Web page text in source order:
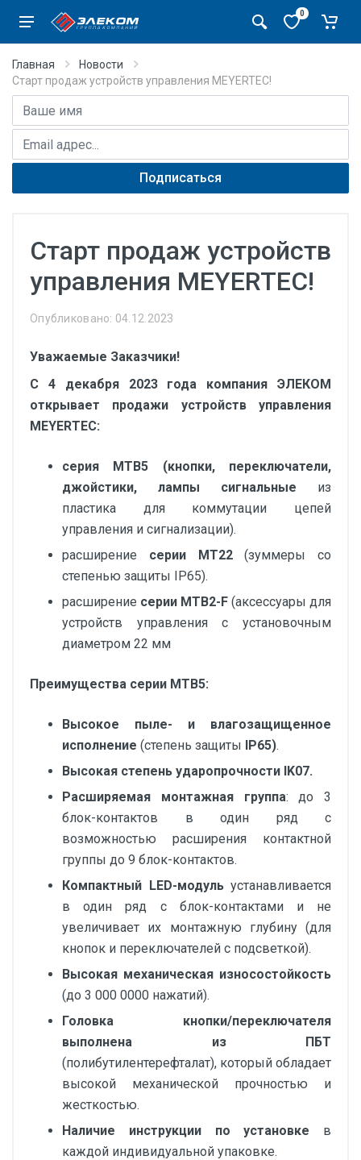
0
Главная
Новости
Старт продаж устройств управления MEYERTEC!
Имя
E-mail адрес
Подписаться
Старт продаж устройств
управления MEYERTEC!
Опубликовано: 04.12.2023
Уважаемые Заказчики!
С 4 декабря 2023 года компания ЭЛЕКОМ
открывает продажи устройств управления
MEYERTEC:
серия MTB5 (кнопки, переключатели,
джойстики, лампы сигнальные из
пластика для коммутации цепей
управления и сигнализации).
расширение серии MT22(зуммеры cо
степенью защиты IP65).
расширение серии MTB2-F (аксессуары для
устройств управления с установочным
диаметром 22 мм
Преимущества серии MTB5:
Высокое пыле- и влагозащищенное
исполнение (степень защиты IP65).
Высокая степень ударопрочности IK07.
Расширяемая монтажная группа: до 3
блок-контактов в один ряд с
возможностью расширения контактной
группы до 9 блок-контактов.
Компактный LED-модульустанавливается
в один ряд с блок-контактами и не
увеличивает их монтажную глубину (для
кнопок и переключателей с подсветкой).
Высокая механическая износостойкость
(до 3 000 0000 нажатий).
Головка кнопки/переключателя
выполнена из ПБТ
(полибутилентерефталат), который обладает
высокой механической прочностью и
жесткостью.
Наличие инструкции по установке в
каждой индивидуальной упаковке.